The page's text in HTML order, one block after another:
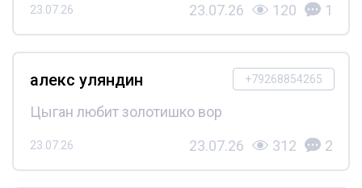
23.07.26 23.07.26 120 1
+79268854265
алекс уляндин
Цыган любит золотишко вор
23.07.26 23.07.26 312 2